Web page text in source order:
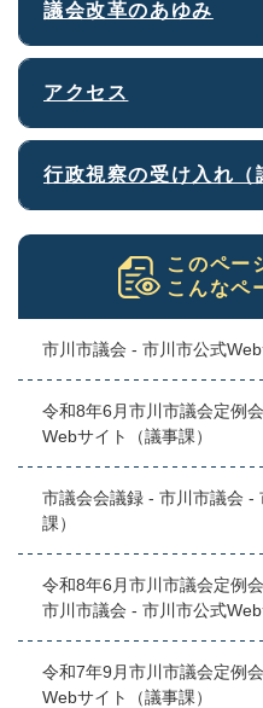
議会改革のあゆみ
アクセス
行政視察の受け入れ（
このペー
こんなペ
市川市議会 - 市川市公式Web
令和8年6月市川市議会定例
Webサイト（議事課）
市議会会議録 - 市川市議会 -
課）
令和8年6月市川市議会定例
市川市議会 - 市川市公式Web
令和7年9月市川市議会定例
Webサイト（議事課）